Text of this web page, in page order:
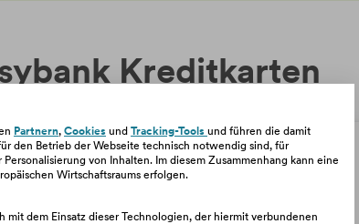
Kreditkarten
Partnern, Cookies und Tracking-Tools und führen die damit
den Betrieb der Webseite technisch notwendig sind, für
von Inhalten. Im diesem Zusammenhang kann eine
Wirtschaftsraums erfolgen.
mit dem Einsatz dieser Technologien, der hiermit verbundenen